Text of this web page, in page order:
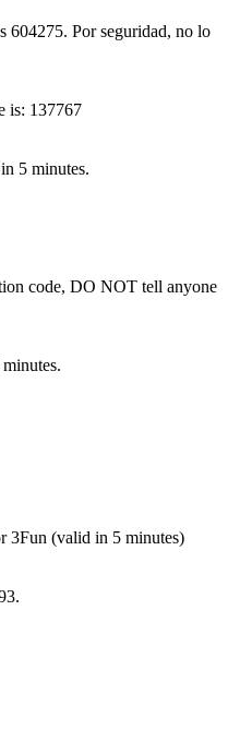
604275. Por seguridad, no lo
is: 137767
5 minutes.
code, DO NOT tell anyone
3Fun (valid in 5 minutes)